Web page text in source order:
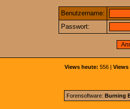
Benutzername:
Passwort:
Views heute: 556 | Views
Forensoftware: Burning